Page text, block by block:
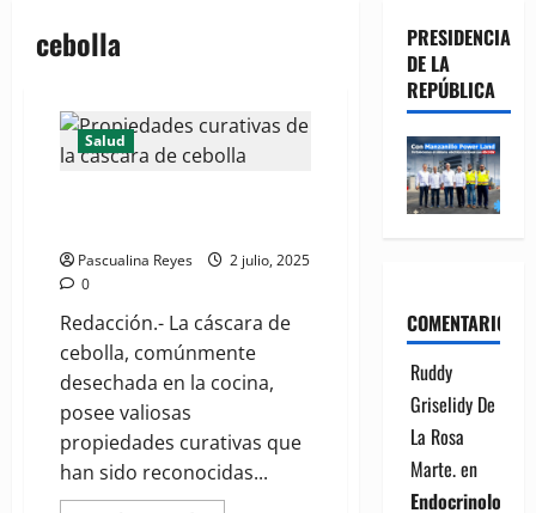
cebolla
Salud
Pascualina Reyes
2 julio, 2025
0
Redacción.- La cáscara de
cebolla, comúnmente
desechada en la cocina,
posee valiosas
propiedades curativas que
han sido reconocidas...
PRESIDENCIA
DE LA
REPÚBLICA
COMENTARIOS
Ruddy
Griselidy De
La Rosa
Marte.en
Endocrinología